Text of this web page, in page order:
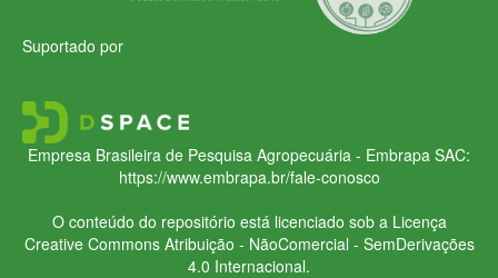
Suportado por
Empresa Brasileira de Pesquisa Agropecuária - Embrapa SAC:
https://www.embrapa.br/fale-conosco
O conteúdo do repositório está licenciado sob a Licença
Creative CommonsAtribuição - NãoComercial - SemDerivações
4.0 Internacional.